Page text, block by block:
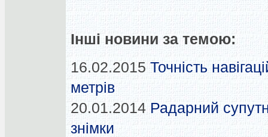
Інші новини за темою:
16.02.2015 Точність
метрів
20.01.2014 Радарний
знімки